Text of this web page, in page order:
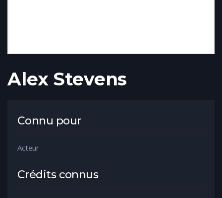
Alex Stevens
Connu pour
Acteur
Crédits connus